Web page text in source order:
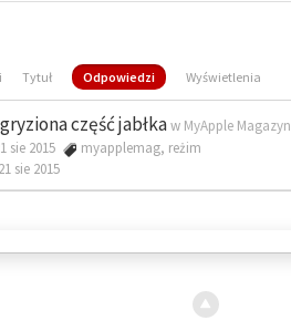
Tytuł Odpowiedzi Wyświetlenia
część jabłkaw MyApple Magazyn
sie 2015
myapplemag, reżim
21 sie 2015